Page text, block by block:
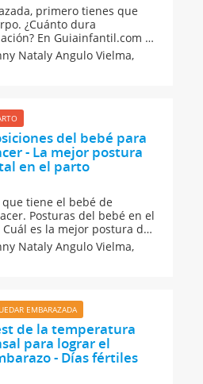
primero tienes que
¿Cuánto dura
En Guiainfantil.com te
sobrevive el óvulo y los
cuerpo de la mujer y
reales de concebir
Nataly Angulo Vielma,
del bebé para
- La mejor postura
en el parto
tiene el bebé de
Posturas del bebé en el
es la mejor postura del
del parto y la
bebés suelen
en la semana 37 o 38
Nataly Angulo Vielma,
EMBARAZADA
de la temperatura
para lograr el
- Días fértiles